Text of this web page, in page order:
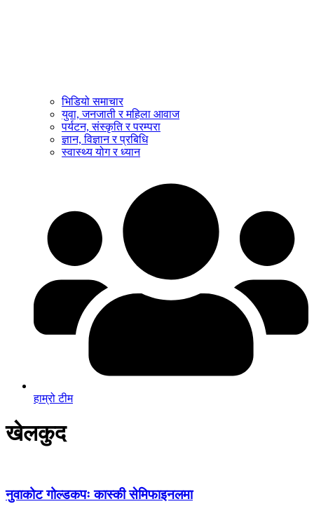
भिडियो समाचार
युवा, जनजाती र महिला आवाज
पर्यटन, संस्कृति र परम्परा
ज्ञान, विज्ञान र प्रबिधि
स्वास्थ्य योग र ध्यान
हाम्रो टीम
खेलकुद
नुवाकोट गोल्डकपः कास्की सेमिफाइनलमा